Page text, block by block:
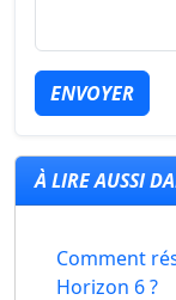
ENVOYER
À LIRE AUSSI
Comment
Horizon 6 ?